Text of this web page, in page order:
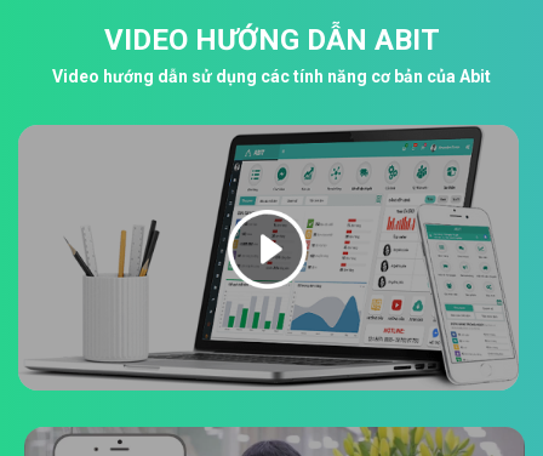
VIDEO HƯỚNG DẪN ABIT
Video hướng dẫn sử dụng các tính năng cơ bản của Abit